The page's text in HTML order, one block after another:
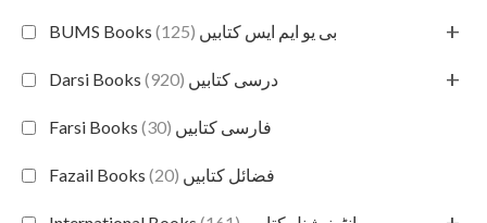
BUMS Books بی یو ایم ایس کتابیں (125) +
Darsi Books درسی کتابیں (920) +
Farsi Books فارسی کتابیں (30)
Fazail Books فضائل کتابیں (20)